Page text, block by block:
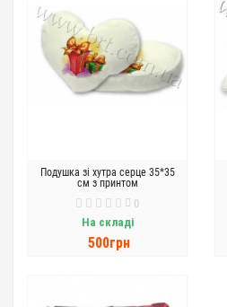
Подушка зі хутра серце 35*35
см з принтом
0
На складі
500грн